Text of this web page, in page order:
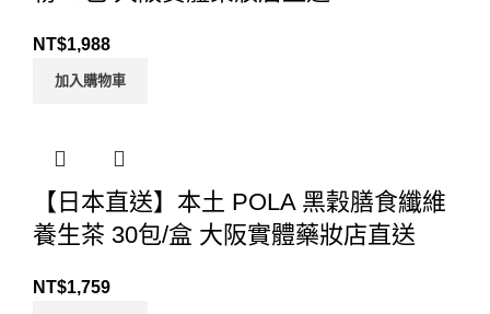
NT$1,988
加入購物車
【日本直送】本土 POLA 黑穀膳食纖維
養生茶 30包/盒 大阪實體藥妝店直送
NT$1,759